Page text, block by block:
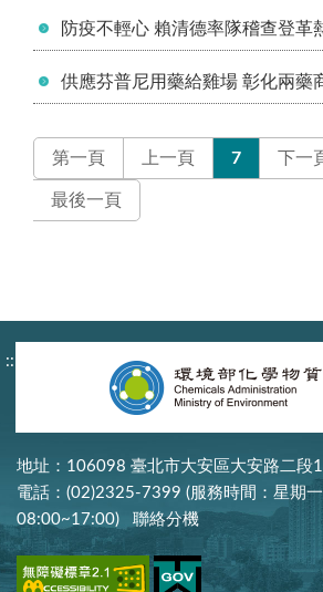
防疫不輕心 賴清德率隊稽查登革
供應芬普尼用藥給雞場 彰化兩藥
第一頁 上一頁 7 下一
最後一頁
:::
地址：106098 臺北市大安區大安路二段
電話：(02)2325-7399 (服務時間：星期
08:00~17:00) 聯絡分機